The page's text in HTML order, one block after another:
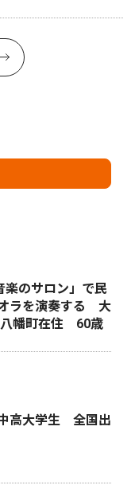
楽のサロン」で民
ラを演奏する 大
幡町在住 60歳
高大学生 全国出